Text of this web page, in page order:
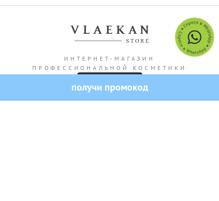
ИНТЕРНЕТ-МАГАЗИН
ПРОФЕССИОНАЛЬНОЙ КОСМЕТИКИ
-10% на первый заказ